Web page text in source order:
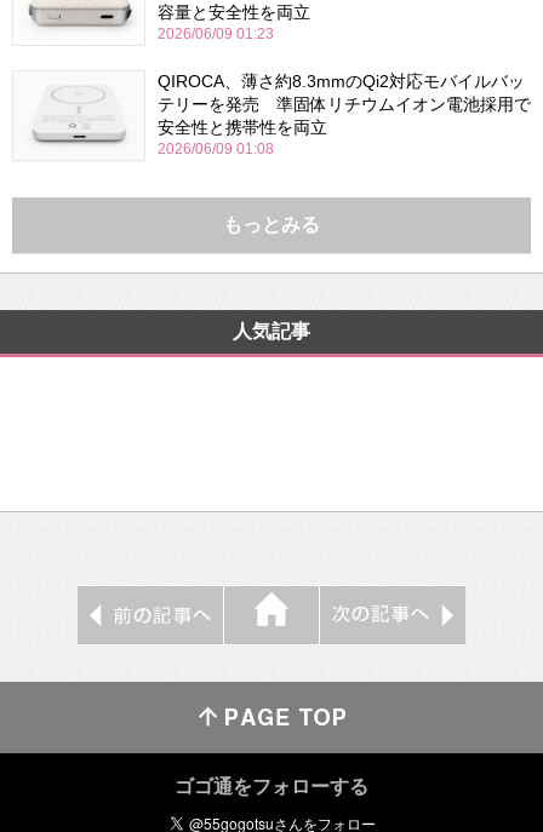
容量と安全性を両立
2026/06/09 01:23
QIROCA、薄さ約8.3mmのQi2対応モバイルバッ
テリーを発売 準固体リチウムイオン電池採用で
安全性と携帯性を両立
2026/06/09 01:08
もっとみる
人気記事
ゴゴ通をフォローする